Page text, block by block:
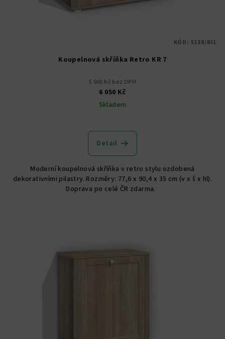
Koupelnová skříňka Retro KR 7
5 000 Kč bez DPH
6 050 Kč
Skladem
Detail
Moderní koupelnová skříňka v retro stylu ozdobená
dekorativními pilastry. Rozměry: 77,6 x 90,4 x 35 cm (v x š x hl).
Doprava po celé ČR zdarma.
KÓD: 5138/BIL